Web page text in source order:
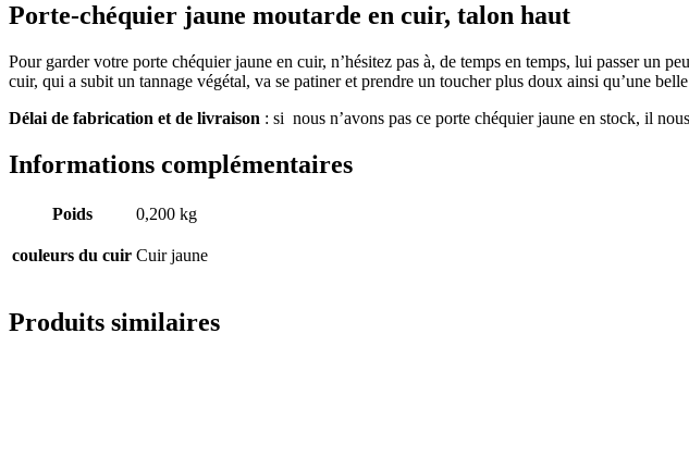
Porte-chéquier jaune moutarde en cuir, talon haut
Pour garder votre porte chéquier jaune en cuir, n’hésitez pas à, de temps en temps, lui passer un
cuir, qui a subit un tannage végétal, va se patiner et prendre un toucher plus doux ainsi qu’une
Délai de fabrication et de livraison : si nous n’avons pas ce porte chéquier jaune en stock, il
Informations complémentaires
Poids 0,200 kg
couleurs du cuir Cuir jaune
Produits similaires